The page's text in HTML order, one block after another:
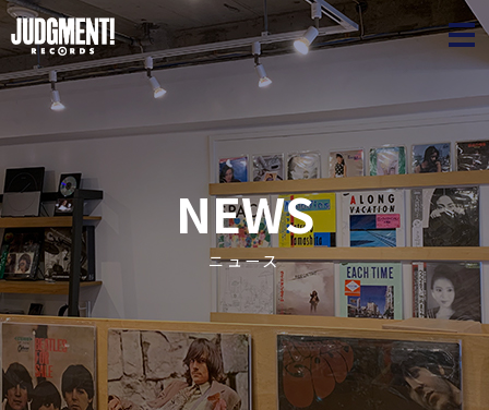
NEWS
ニュース